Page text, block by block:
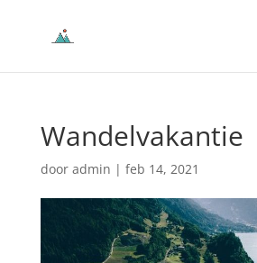
Wandelvakantie
door admin | feb 14, 2021